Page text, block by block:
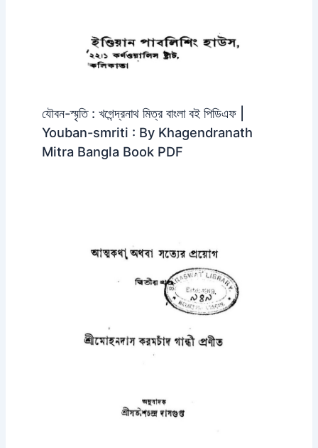
যৌবন-স্মৃতি : খগেন্দ্রনাথ মিত্র বাংলা বই পিডিএফ |
Youban-smriti : By Khagendranath
Mitra Bangla Book PDF